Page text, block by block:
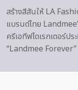
สร้างสีสันให้ LA
แบรนด์ไทย
ครีเอทีฟไดเรกเตอร์ป
“Landmee